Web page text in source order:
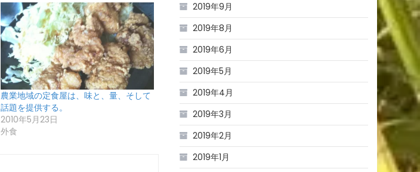
農業地域の定食屋は、味と、量、そして
話題を提供する。
2010年5月23日
外食
2019年9月
2019年8月
2019年6月
2019年5月
2019年4月
2019年3月
2019年2月
2019年1月